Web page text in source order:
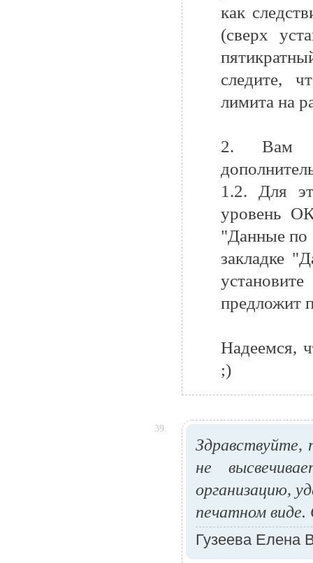
как
(сверх
следите,
лимита на
2. Вам
1.2. Для
уровень
"Данные по
закладке
предложит
Надеемся,
;)
39.
Здравствуйте,
не
организацию,
печатном виде.
Гузеева Елена